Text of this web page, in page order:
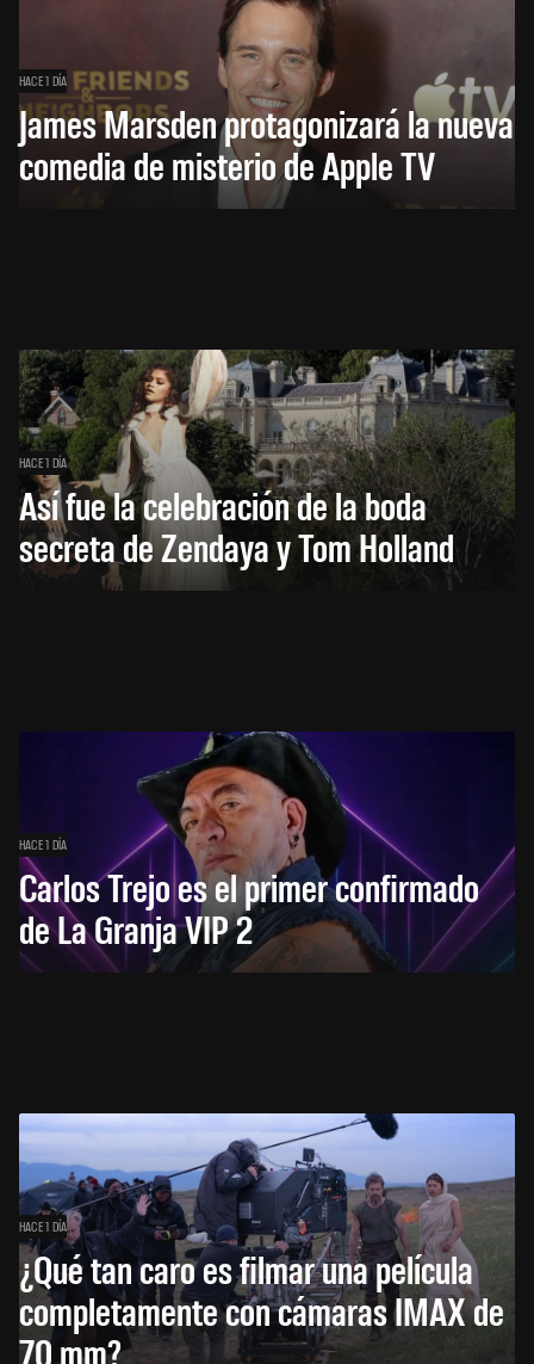
HACE 1 DÍA
James Marsden protagonizará la nueva
comedia de misterio de Apple TV
HACE 1 DÍA
Así fue la celebración de la boda
secreta de Zendaya y Tom Holland
HACE 1 DÍA
Carlos Trejo es el primer confirmado
de La Granja VIP 2
HACE 1 DÍA
¿Qué tan caro es filmar una película
completamente con cámaras IMAX de
70 mm?